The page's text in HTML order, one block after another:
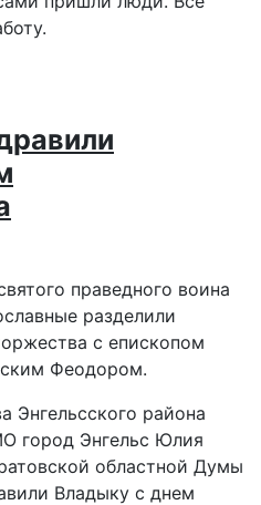
праведного воина
разделили
с епископом
Феодором.
Энгельсского района
город Энгельс Юлия
областной Думы
Владыку с днем